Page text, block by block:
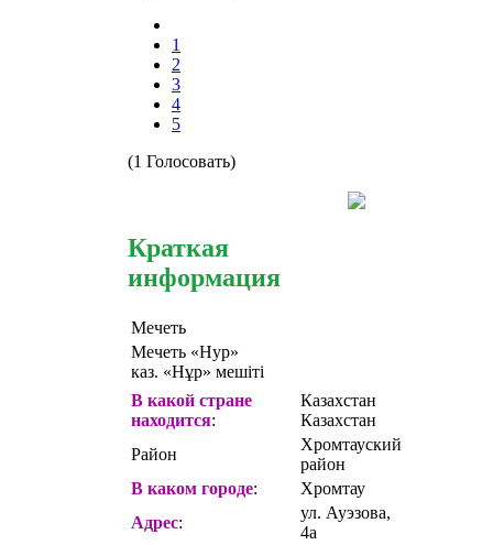
1
2
3
4
5
(1 Голосовать)
Краткая
информация
Мечеть
Мечеть «Нур»
каз. «Нұр» мешіті
В какой стране
находится:
Казахстан
Казахстан
Район
Хромтауский
район
В каком городе:
Хромтау
Адрес:
ул. Ауэзова,
4а